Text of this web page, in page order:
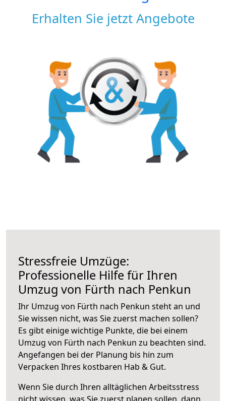
Erhalten Sie jetzt Angebote
Stressfreie Umzüge:
Professionelle Hilfe für Ihren
Umzug von Fürth nach Penkun
Ihr Umzug von Fürth nach Penkun steht an und
Sie wissen nicht, was Sie zuerst machen sollen?
Es gibt einige wichtige Punkte, die bei einem
Umzug von Fürth nach Penkun zu beachten sind.
Angefangen bei der Planung bis hin zum
Verpacken Ihres kostbaren Hab & Gut.
Wenn Sie durch Ihren alltäglichen Arbeitsstress